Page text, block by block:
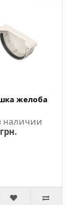
желоба
наличии